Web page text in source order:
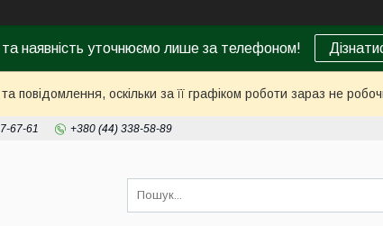
та наявність уточнюємо лише за телефоном!
повідомлення, оскільки за її графіком роботи зараз не
67-61 +380 (44) 338-58-89